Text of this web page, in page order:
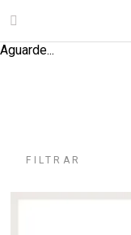
Aguarde...
FILTRAR